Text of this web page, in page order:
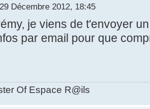
Décembre 2012, 18:45
je viens de t'envoyer
par email pour que
Of Espace R@ils